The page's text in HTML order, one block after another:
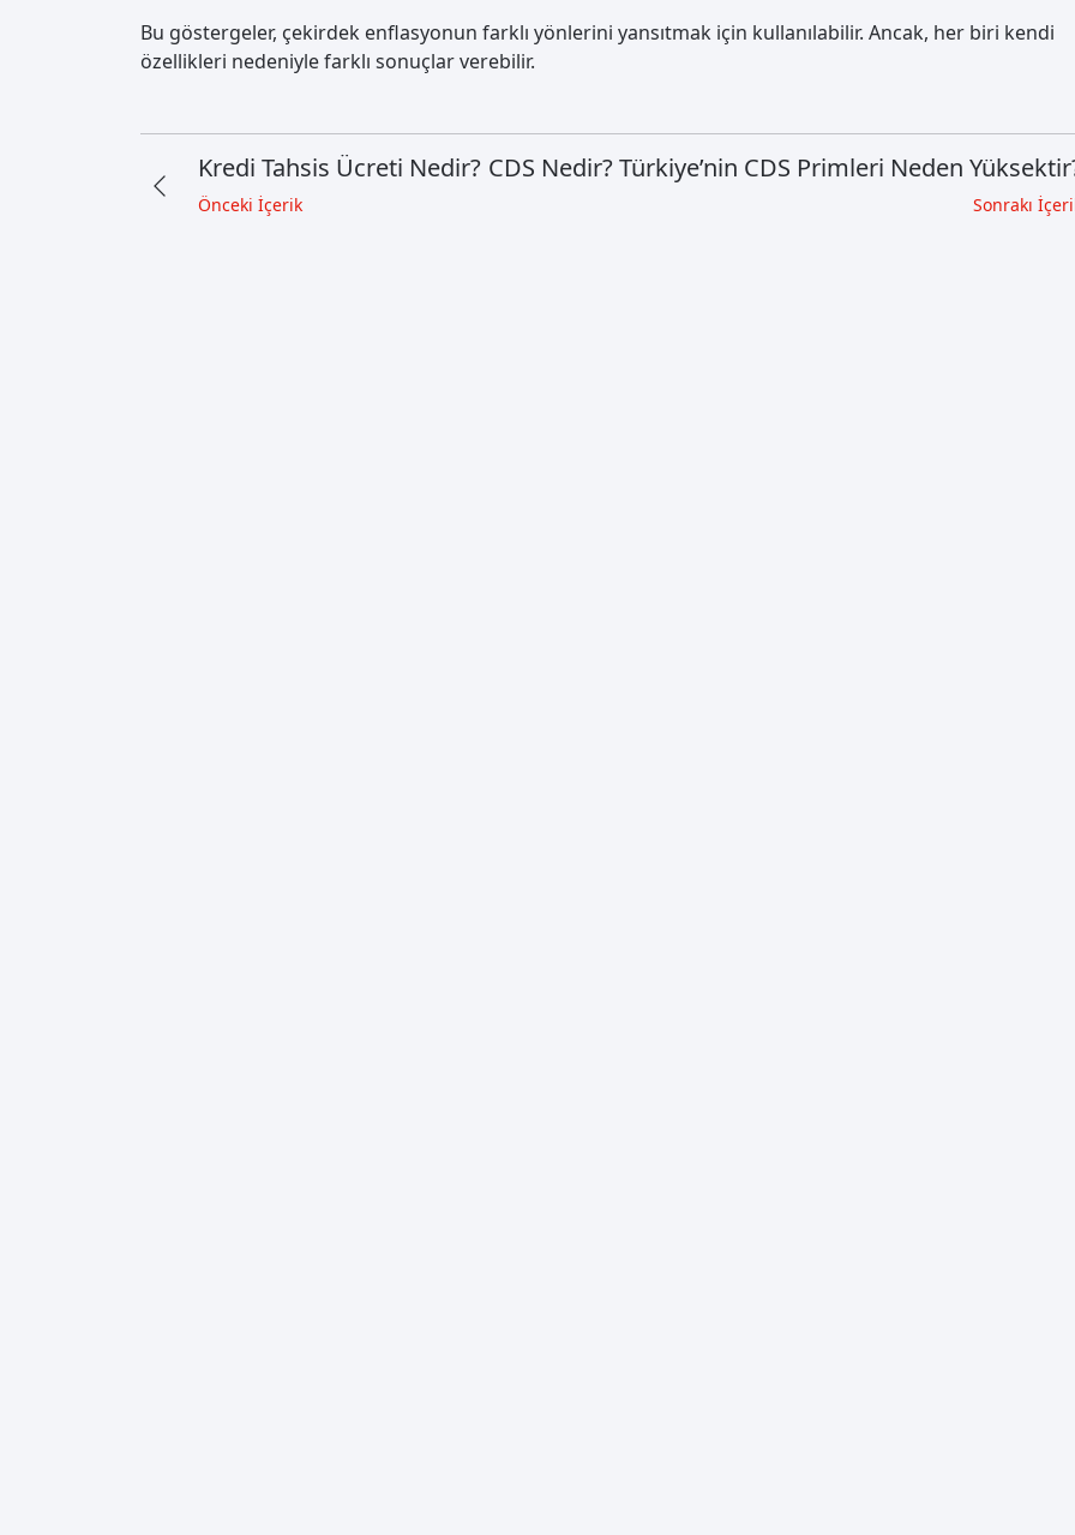
Bu göstergeler, çekirdek enflasyonun farklı yönlerini yansıtmak için kullanılabilir. Ancak, her biri kendi
özellikleri nedeniyle farklı sonuçlar verebilir.
Kredi Tahsis Ücreti Nedir?
Önceki İçerik
CDS Nedir? Türkiye’nin CDS Primleri Neden
Sonrakı